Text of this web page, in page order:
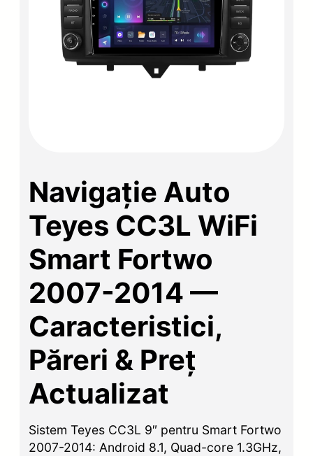
Navigație Auto
Teyes CC3L WiFi
Smart Fortwo
2007-2014 —
Caracteristici,
Păreri & Preț
Actualizat
Sistem Teyes CC3L 9″ pentru Smart Fortwo
2007-2014: Android 8.1, Quad-core 1.3GHz,